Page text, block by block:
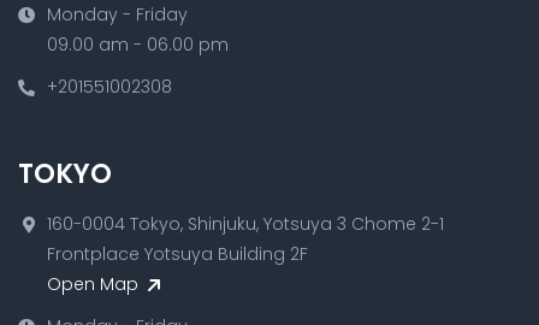
Monday - Friday
09.00 am - 06.00 pm
+201551002308
TOKYO
160-0004 Tokyo, Shinjuku, Yotsuya 3 Chome 2-1
Frontplace Yotsuya Building 2F
Open Map